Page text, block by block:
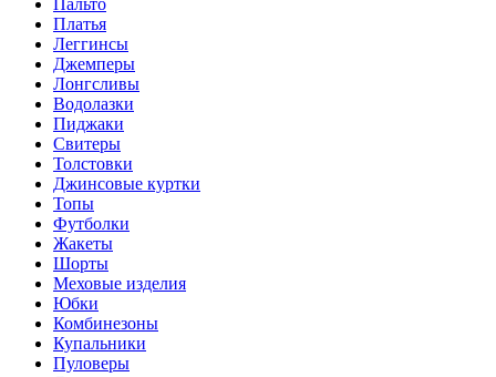
Пальто
Платья
Леггинсы
Джемперы
Лонгсливы
Водолазки
Пиджаки
Свитеры
Толстовки
Джинсовые куртки
Топы
Футболки
Жакеты
Шорты
Меховые изделия
Юбки
Комбинезоны
Купальники
Пуловеры